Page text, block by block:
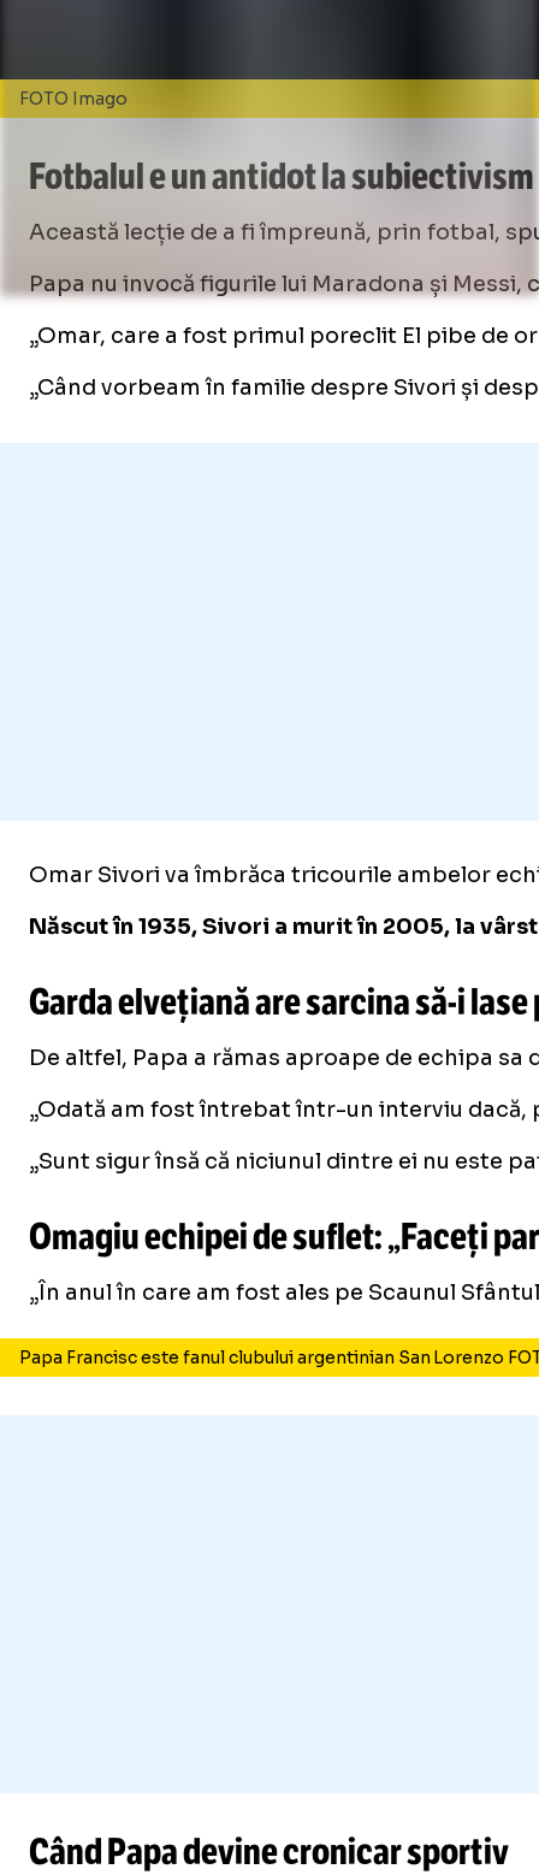
FOTO Imago
Fotbalul e un antidot la
Această lecție de a fi împreună, prin fotbal,
Papa nu invocă figurile lui Maradona și
„Omar, care a fost primul poreclit El pibe de
„Când vorbeam în familie despre Sivori și
Omar Sivori va îmbrăca tricourile ambelor
Născut în 1935, Sivori a murit în 2005, la
Garda elvețiană are sarcinasă-ilase
De altfel, Papa a rămas aproape de echipa
„Odată am fost întrebat într-un interviu dacă,
„Sunt sigur însă că niciunul dintre ei nu este
Omagiu echipei de suflet: „Faceți
„În anul în care am fost ales pe Scaunul
Papa Francisc este fanul clubului argentinian San Lorenzo
Când Papa devine cronicar sportiv